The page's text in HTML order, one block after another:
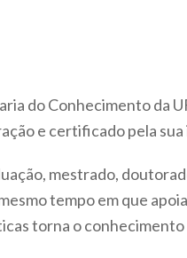
do Conhecimento da
e certificado pela
mestrado,
tempo em que
torna o